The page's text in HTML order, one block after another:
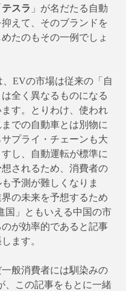
テスラ 」が名だたる自動
えて、そのブランドを
たのもその一例でしょ
、EVの市場は従来の「自
全く異なるものになる
す。とりわけ、使われ
での自動車とは別物に
プライ・チェーンも大
し、自動運転が標準に
されるため、消費者の
予測が難しくなりま
の未来を予想するため
国」ともいえる中国の市
が効率的であると記事
ます。
一般消費者には馴染みの
、この記事をもとに一緒